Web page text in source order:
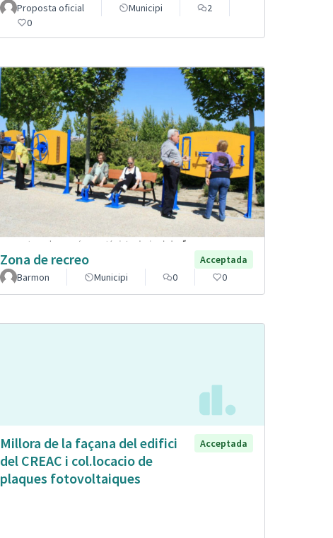
Proposta oficial Municipi
2
0
Zona de recreo
Acceptada
Barmon
Municipi 0 0
Millora de la façana del edifici
del CREAC i col.locacio de
plaques fotovoltaiques
Acceptada